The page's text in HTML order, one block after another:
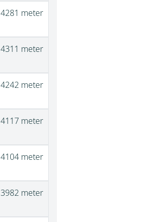
4281 meter
4311 meter
4242 meter
4117 meter
4104 meter
3982 meter